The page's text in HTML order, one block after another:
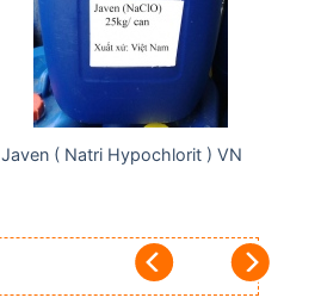
Javen ( Natri Hypochlorit ) VN